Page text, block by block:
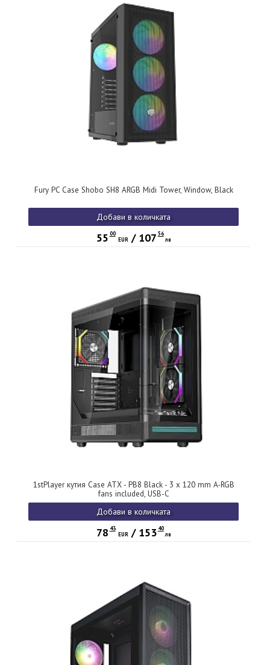
Fury PC Case Shobo SH8 ARGB Midi Tower, Window, Black
Добави в количката
55 00
EUR/ 107 56
лв
1stPlayer кутия Case ATX - PB8 Black - 3 x 120 mm A-RGB
fans included, USB-C
Добави в количката
78 43
EUR/ 153 40
лв